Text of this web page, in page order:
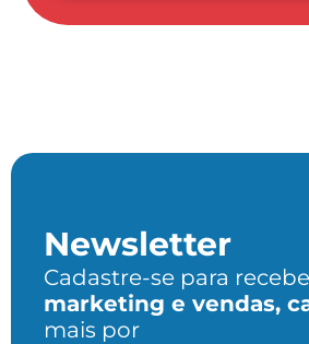
Newsletter
Cadastre-se para
marketing e vendas,
mais por